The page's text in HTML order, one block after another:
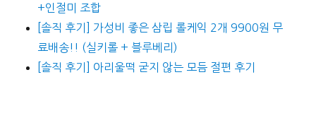
+인절미 조합
[솔직 후기] 가성비 좋은 삼립 롤케익 2개 9900원 무
료배송!! (실키롤 + 블루베리)
[솔직 후기] 아리울떡 굳지 않는 모듬 절편 후기